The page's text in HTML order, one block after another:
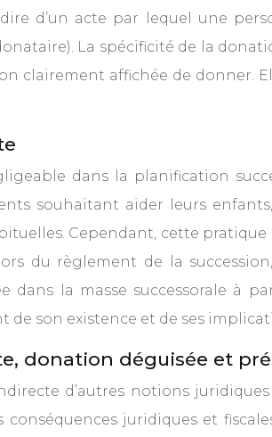
dire d’un acte par lequel une
La spécificité de la
clairement affichée de donner.
dans la planification
souhaitant aider leurs
Cependant, cette
du règlement de la
dans la masse successorale à
de son existence et de ses
donation déguisée et
d’autres notions
juridiques et